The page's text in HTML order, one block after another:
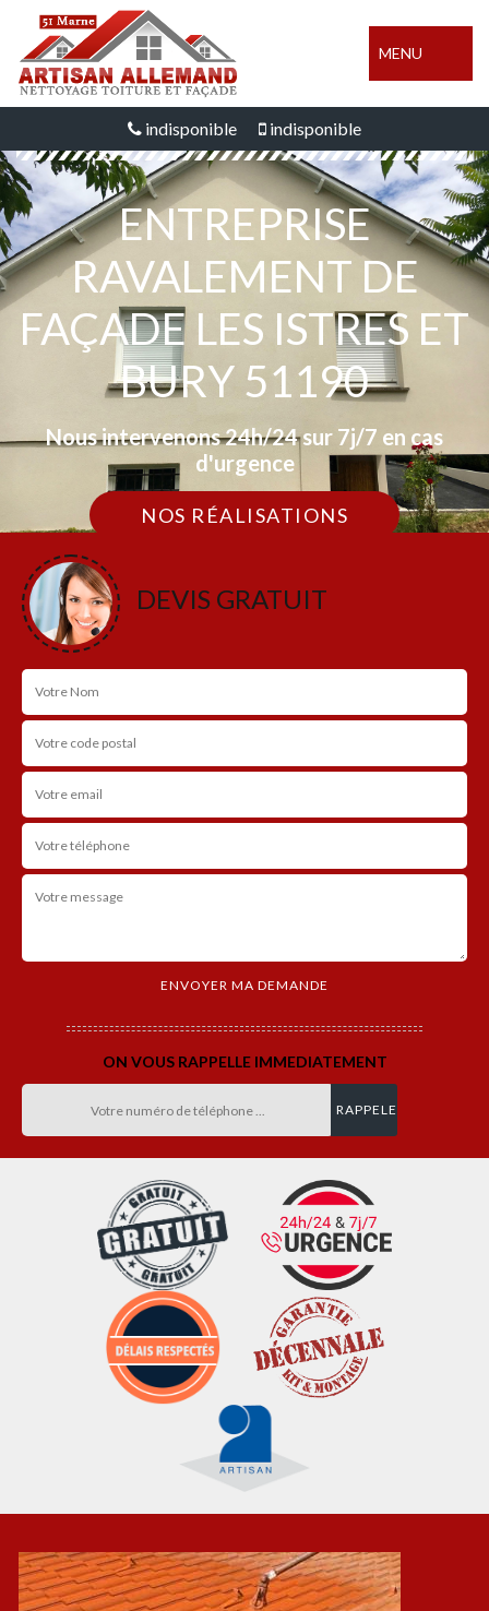
MENU
indisponible indisponible
ENTREPRISE
RAVALEMENT DE
FAÇADE LES ISTRES ET
BURY 51190
Nous intervenons 24h/24 sur 7j/7 en cas
d'urgence
NOS RÉALISATIONS
DEVIS GRATUIT
ON VOUS RAPPELLE IMMEDIATEMENT